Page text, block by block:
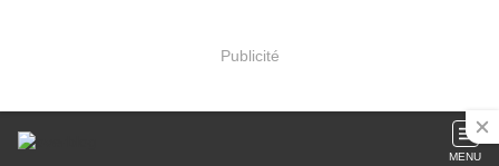
Publicité
MENU